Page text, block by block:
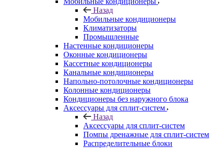
Назад
Мобильные кондиционеры
Климатизаторы
Промышленные
Настенные кондиционеры
Оконные кондиционеры
Кассетные кондиционеры
Канальные кондиционеры
Напольно-потолочные кондиционеры
Колонные кондиционеры
Кондиционеры без наружного блока
Аксессуары для сплит-систем
Назад
Аксессуары для сплит-систем
Помпы дренажные для сплит-систем
Распределительные блоки